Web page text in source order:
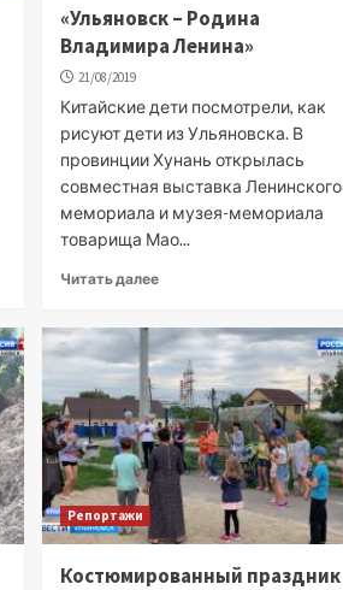
«Ульяновск – Родина
Владимира Ленина»
21/08/2019
Китайские дети посмотрели, как
рисуют дети из Ульяновска. В
провинции Хунань открылась
совместная выставка Ленинского
мемориала и музея-мемориала
товарища Мао...
Читать далее
Репортажи
Костюмированный праздник